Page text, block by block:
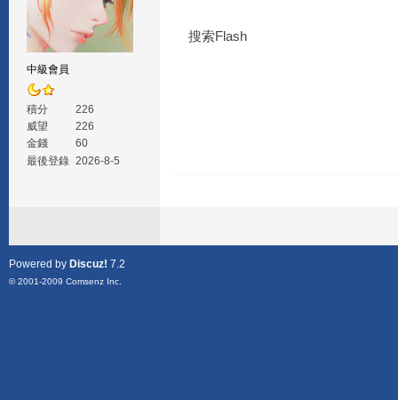
中級會員
積分
226
威望
226
金錢
60
最後登錄 2026-8-5
搜索Flash
Powered by Discuz! 7.2
© 2001-2009 Comsenz Inc.